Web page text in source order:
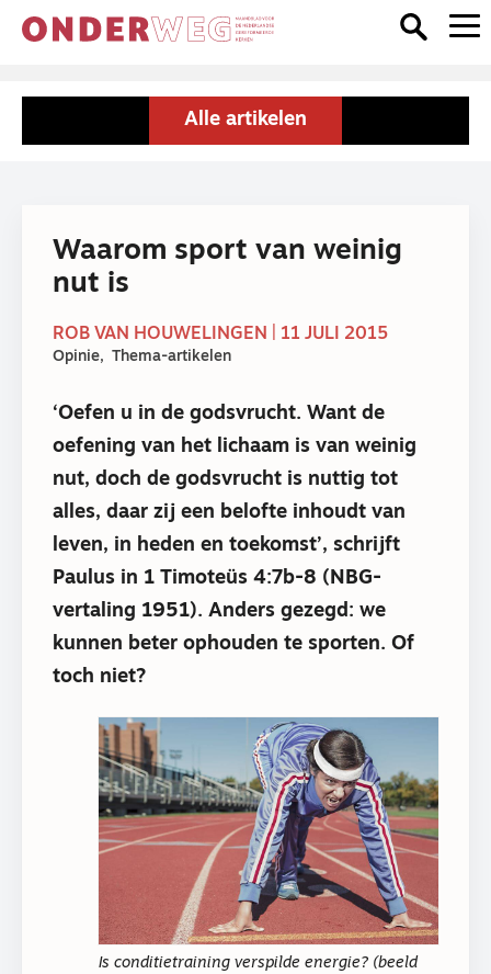
Alle artikelen
Waarom sport van weinig
nut is
ROB VAN HOUWELINGEN | 11 JULI 2015
Opinie Thema-artikelen
‘Oefen u in de godsvrucht. Want de
oefening van het lichaam is van weinig
nut, doch de godsvrucht is nuttig tot
alles, daar zij een belofte inhoudt van
leven, in heden en toekomst’, schrijft
Paulus in 1 Timoteüs 4:7b-8 (NBG-
vertaling 1951). Anders gezegd: we
kunnen beter ophouden te sporten. Of
toch niet?
Is conditietraining verspilde energie? (beeld